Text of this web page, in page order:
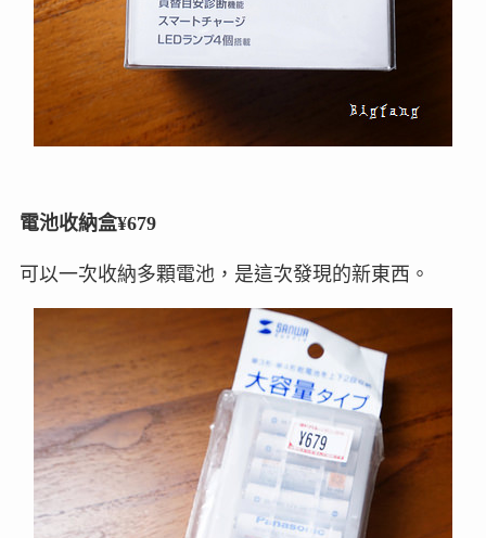
電池收納盒¥679
可以一次收納多顆電池，是這次發現的新東西。